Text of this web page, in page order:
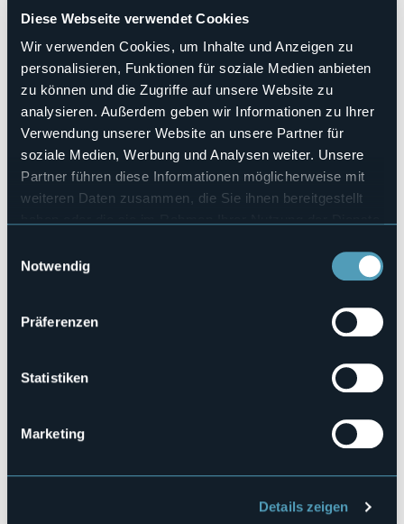
Diese Webseite verwendet Cookies
Wir verwenden Cookies, um Inhalte und Anzeigen zu
personalisieren, Funktionen für soziale Medien anbieten
zu können und die Zugriffe auf unsere Website zu
analysieren. Außerdem geben wir Informationen zu Ihrer
Verwendung unserer Website an unsere Partner für
soziale Medien, Werbung und Analysen weiter. Unsere
Partner führen diese Informationen möglicherweise mit
weiteren Daten zusammen, die Sie ihnen bereitgestellt
Notwendig
Präferenzen
Statistiken
Marketing
Details zeigen
No
Haustiere erlaubt
No
Anzahl der Zimmer
Anzahl der Betten
6
Codice CIR